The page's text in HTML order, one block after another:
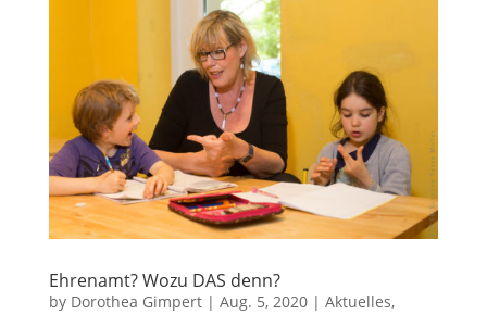
Ehrenamt? Wozu DAS denn?
by Dorothea Gimpert| Aug. 5, 2020| Aktuelles,